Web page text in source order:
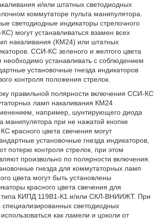
и/или штатных светодиодных
коммутаторе пульта манипулятора.
светодиодные индикаторы стрелочного
могут устанавливаться взамен всех
накаливания (КМ24) или штатных
ССИ-КС зеленого и желтого цвета
необходимо устанавливать с соблюдением
установочные гнезда индикаторов
контроля положения стрелок.
правильной полярности включения ССИ-КС
ламп накаливания КМ24
например, шунтирующего диода
манипулятора при не нажатой кнопке
красного цвета свечения могут
установочные гнезда индикаторов,
потерю контроля стрелок, при этом
произвольно по полярности включения.
гнезда для коммутаторных ламп
цвета могут быть установлены
красного цвета свечения для
типа КИПД 119В1-К1 и/или СКЛ-ВНИИЖТ. При
специализированных светодиодных
как ламели и цоколи от